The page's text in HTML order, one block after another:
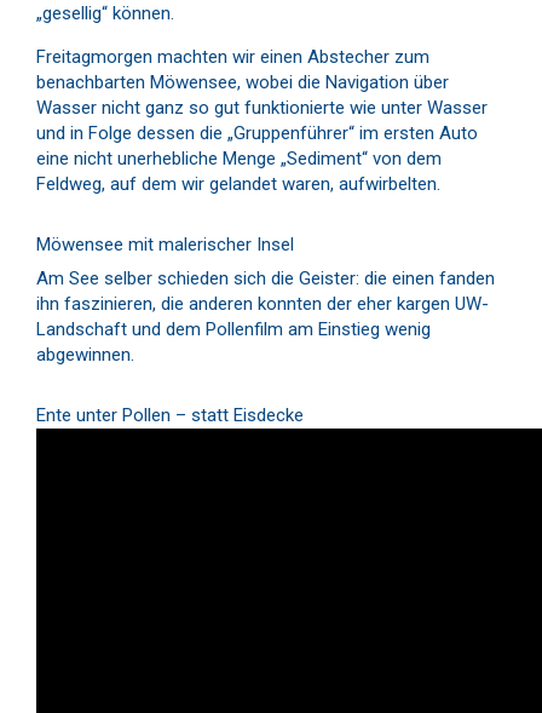
„gesellig“ können.
Freitagmorgen machten wir einen Abstecher zum
benachbarten Möwensee, wobei die Navigation über
Wasser nicht ganz so gut funktionierte wie unter Wasser
und in Folge dessen die „Gruppenführer“ im ersten Auto
eine nicht unerhebliche Menge „Sediment“ von dem
Feldweg, auf dem wir gelandet waren, aufwirbelten.
Möwensee mit malerischer Insel
Am See selber schieden sich die Geister: die einen fanden
ihn faszinieren, die anderen konnten der eher kargen UW-
Landschaft und dem Pollenfilm am Einstieg wenig
abgewinnen.
Ente unter Pollen – statt Eisdecke